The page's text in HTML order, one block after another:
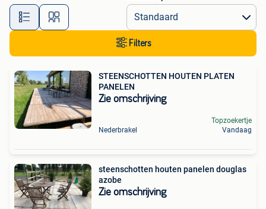
Filters
STEENSCHOTTEN HOUTEN PLATEN
PANELEN
Zie omschrijving
Nederbrakel
Topzoekertje
Vandaag
steenschotten houten panelen douglas
azobe
Zie omschrijving